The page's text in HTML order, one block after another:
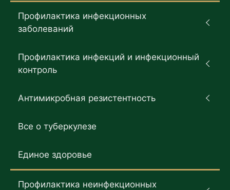
Профилактика инфекционных
заболеваний
Профилактика инфекций и инфекционный
контроль
Антимикробная резистентность
Все о туберкулезе
Единое здоровье
Профилактика неинфекционных